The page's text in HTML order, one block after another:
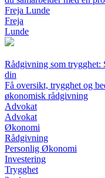
Freja Lunde
Freja
Lunde
Rådgivning som trygghet:
din
Få oversikt, trygghet og
økonomisk rådgivning
Advokat
Advokat
Økonomi
Rådgivning
Personlig Økonomi
Investering
Trygghet